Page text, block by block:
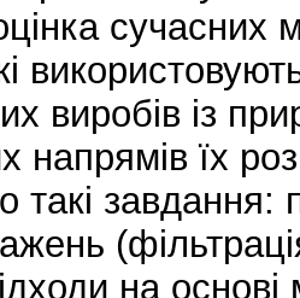
сучасних
виробів із
напрямів їх
такі завдання:
на